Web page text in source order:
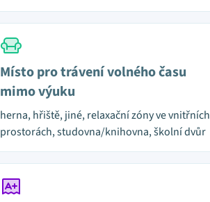
Místo pro trávení volného času
mimo výuku
herna, hřiště, jiné, relaxační zóny ve vnitřních
prostorách, studovna/knihovna, školní dvůr